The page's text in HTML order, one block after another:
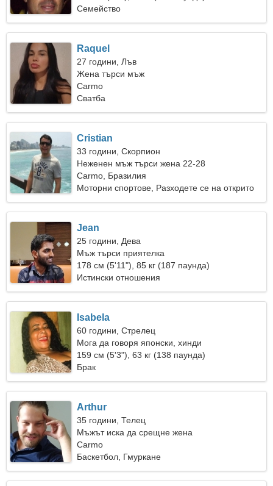
Семейство
Raquel
27 години, Лъв
Жена търси мъж
Carmo
Сватба
Cristian
33 години, Скорпион
Неженен мъж търси жена 22-28
Carmo, Бразилия
Моторни спортове, Разходете се на открито
Jean
25 години, Дева
Мъж търси приятелка
178 см (5'11"), 85 кг (187 паунда)
Истински отношения
Isabela
60 години, Стрелец
Мога да говоря японски, хинди
159 см (5'3"), 63 кг (138 паунда)
Брак
Arthur
35 години, Телец
Мъжът иска да срещне жена
Carmo
Баскетбол, Гмуркане